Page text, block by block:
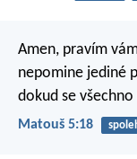
Amen, pravím
nepomine jediné
dokud se
Matouš 5:18